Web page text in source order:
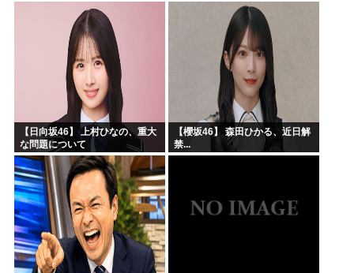
→20年経って見に行くと…
「！？」衝撃の光景が・・・
【日向坂46】 上村ひなの、重大
な問題について
【櫻坂46】 森田ひかる、近日解
禁...